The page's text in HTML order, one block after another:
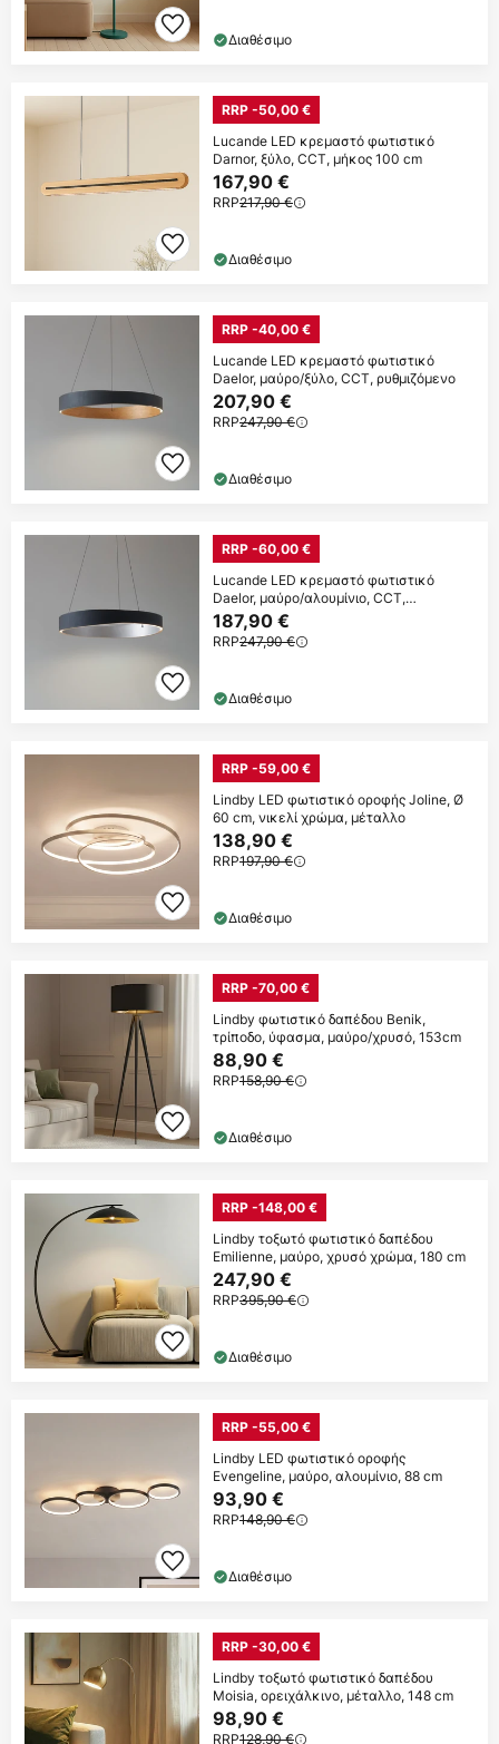
Διαθέσιμο
RRP -50,00 €
Lucande LED κρεμαστό φωτιστικό
Darnor, ξύλο, CCT, μήκος 100 cm
167,90 €
RRP217,90 €
Διαθέσιμο
RRP -40,00 €
Lucande LED κρεμαστό φωτιστικό
Daelor, μαύρο/ξύλο, CCT, ρυθμιζόμενο
207,90 €
RRP247,90 €
Διαθέσιμο
RRP -60,00 €
Lucande LED κρεμαστό φωτιστικό
Daelor, μαύρο/αλουμίνιο, CCT,
ρυθμιζόμενη ένταση
187,90 €
RRP247,90 €
Διαθέσιμο
RRP -59,00 €
Lindby LED φωτιστικό οροφής Joline, Ø
60 cm, νικελί χρώμα, μέταλλο
138,90 €
RRP197,90 €
Διαθέσιμο
RRP -70,00 €
Lindby φωτιστικό δαπέδου Benik,
τρίποδο, ύφασμα, μαύρο/χρυσό, 153cm
88,90 €
RRP158,90 €
Διαθέσιμο
RRP -148,00 €
Lindby τοξωτό φωτιστικό δαπέδου
Emilienne, μαύρο, χρυσό χρώμα, 180 cm
247,90 €
RRP395,90 €
Διαθέσιμο
RRP -55,00 €
Lindby LED φωτιστικό οροφής
Evengeline, μαύρο, αλουμίνιο, 88 cm
93,90 €
RRP148,90 €
Διαθέσιμο
RRP -30,00 €
Lindby τοξωτό φωτιστικό δαπέδου
Moisia, ορειχάλκινο, μέταλλο, 148 cm
98,90 €
RRP128,90 €